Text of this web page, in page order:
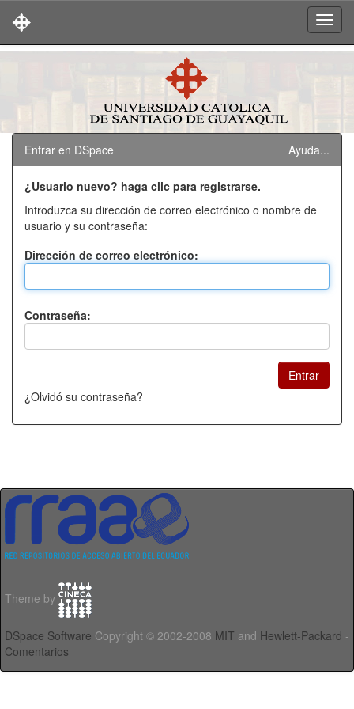
Entrar en DSpace Ayuda...
¿Usuario nuevo? haga clic para registrarse.
Introduzca su dirección de correo electrónico o nombre de
usuario y su contraseña:
Dirección de correo electrónico:
Contraseña:
¿Olvidó su contraseña?
Theme by
DSpace Software Copyright © 2002-2008 MIT and Hewlett-Packard -
Comentarios